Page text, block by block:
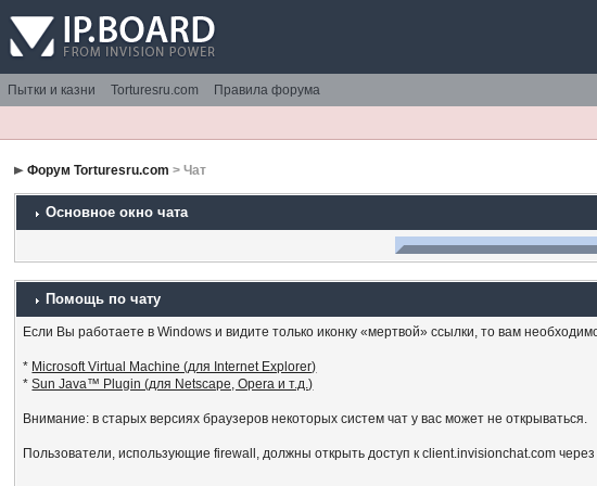
Пытки и казни Torturesru.com Правила форума
Форум Torturesru.com > Чат
Основное окно чата
Помощь по чату
Если Вы работаете в Windows и видите только иконку «мертвой» ссылки, то вам
* Microsoft Virtual Machine (для Internet Explorer)
*Sun Java™ Plugin (для Netscape, Opera и т.д.)
Внимание: в старых версиях браузеров некоторых систем чат у вас может не открываться.
Пользователи, использующие firewall, должны открыть доступ к client.invisionchat.com